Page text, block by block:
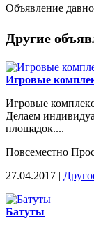
Объявление
Другие
Игровые
Игровые
Делаем
площадок....
Повсеместно
27.04.2017 |
Батуты